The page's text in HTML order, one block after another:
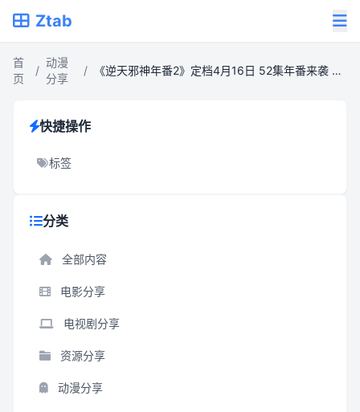
Ztab
首
页
/
动漫
分享
/ 《逆天邪神年番2》定档4月16日 52集年番来袭 云澈黑化逆袭看点抢先看
快捷操作
标签
分类
全部内容
电影分享
电视剧分享
资源分享
动漫分享